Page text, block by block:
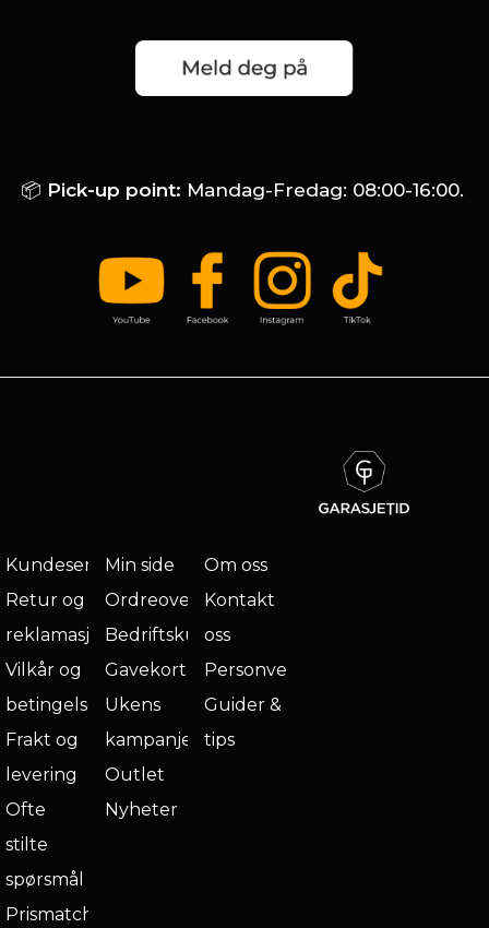
📦 Pick-up point: Mandag-Fredag: 08:00-16:00.
Kundeservice
Retur og
reklamasjon
Vilkår og
betingelser
Frakt og
levering
Ofte
stilte
spørsmål
Prismatch
Min side
Ordreoversikt
Bedriftskunde
Gavekort
Ukens
kampanje
Outlet
Nyheter
Om oss
Kontakt
oss
Personvern
Guider &
tips